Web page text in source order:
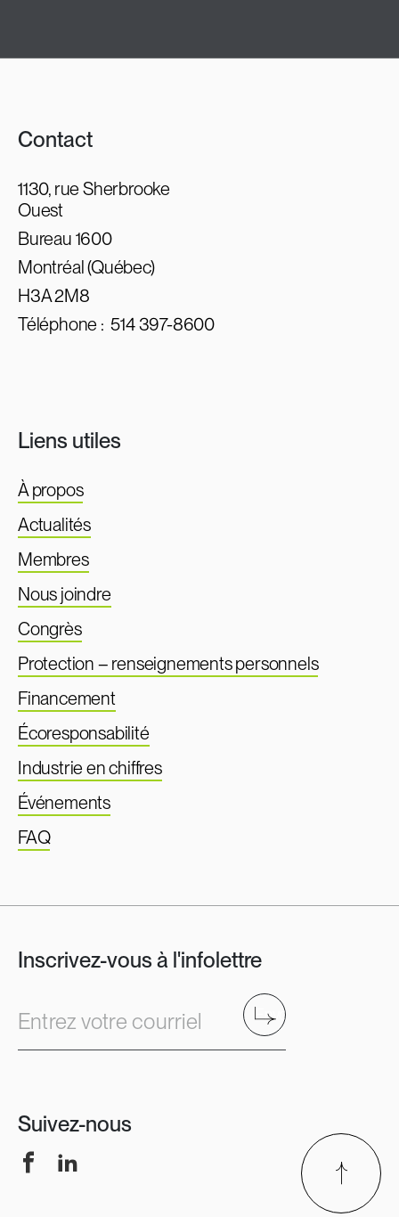
Contact
1130, rue Sherbrooke
Ouest
Bureau 1600
Montréal (Québec)
H3A 2M8
Téléphone :514 397-8600
Liens utiles
À propos
Actualités
Membres
Nous joindre
Congrès
Protection – renseignements personnels
Financement
Écoresponsabilité
Industrie en chiffres
Événements
FAQ
Inscrivez-vous à l'infolettre
Entrez votre courriel Envoyer
Suivez-nous
FacebookLinkedIn